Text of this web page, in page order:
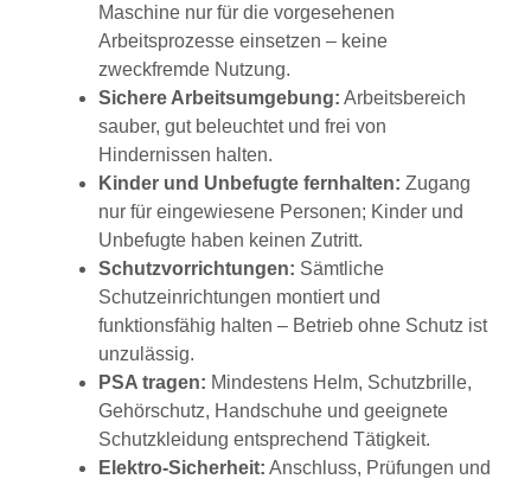
Maschine nur für die vorgesehenen
Arbeitsprozesse einsetzen – keine
zweckfremde Nutzung.
Sichere Arbeitsumgebung: Arbeitsbereich
sauber, gut beleuchtet und frei von
Hindernissen halten.
Kinder und Unbefugte fernhalten: Zugang
nur für eingewiesene Personen; Kinder und
Unbefugte haben keinen Zutritt.
Schutzvorrichtungen: Sämtliche
Schutzeinrichtungen montiert und
funktionsfähig halten – Betrieb ohne Schutz ist
unzulässig.
PSA tragen: Mindestens Helm, Schutzbrille,
Gehörschutz, Handschuhe und geeignete
Schutzkleidung entsprechend Tätigkeit.
Elektro-Sicherheit: Anschluss, Prüfungen und